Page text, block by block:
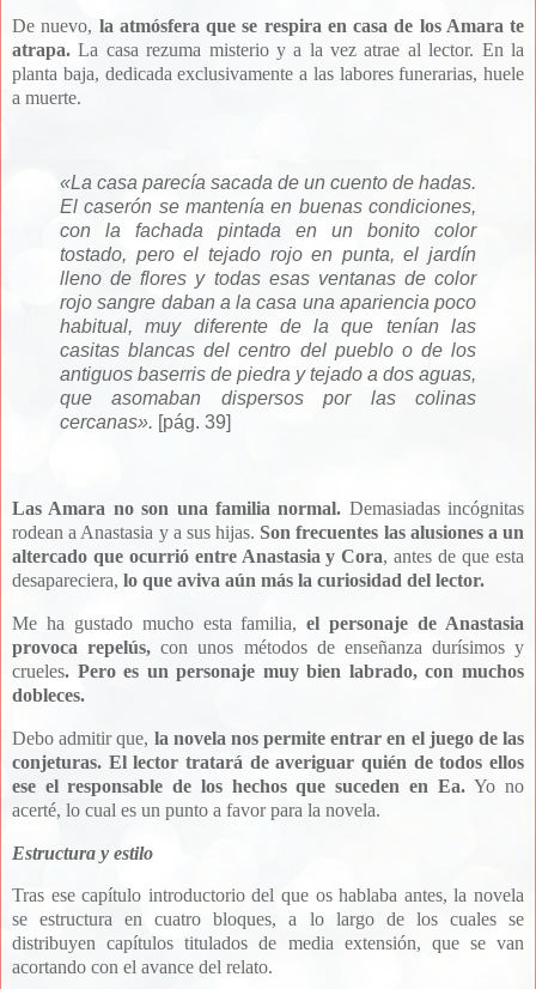
De nuevo, la atmósfera que se respira en casa de los Amara te
atrapa. La casa rezuma misterio y a la vez atrae al lector. En la
planta baja, dedicada exclusivamente a las labores funerarias, huele
a muerte.
«La casa parecía sacada de un cuento de hadas.
El caserón se mantenía en buenas condiciones,
con la fachada pintada en un bonito color
tostado, pero el tejado rojo en punta, el jardín
lleno de flores y todas esas ventanas de color
rojo sangre daban a la casa una apariencia poco
habitual, muy diferente de la que tenían las
casitas blancas del centro del pueblo o de los
antiguos baserris de piedra y tejado a dos aguas,
que asomaban dispersos por las colinas
cercanas». [pág. 39]
Las Amara no son una familia normal. Demasiadas incógnitas
rodean a Anastasia y a sus hijas. Son frecuentes las alusiones a un
altercado que ocurrió entre Anastasia y Cora, antes de que esta
desapareciera, lo que aviva aún más la curiosidad del lector.
Me ha gustado mucho esta familia,el personaje de Anastasia
provoca repelús,con unos métodos de enseñanza durísimos y
crueles. Pero es un personaje muy bien labrado, con muchos
dobleces.
Debo admitir que, la novela nos permite entrar en el juego de las
conjeturas. El lector tratará de averiguar quién de todos ellos
ese el responsable de los hechos que suceden en Ea.Yo no
acerté, lo cual es un punto a favor para la novela.
Estructura y estilo
Tras ese capítulo introductorio del que os hablaba antes, la novela
se estructura en cuatro bloques, a lo largo de los cuales se
distribuyen capítulos titulados de media extensión, que se van
acortando con el avance del relato.